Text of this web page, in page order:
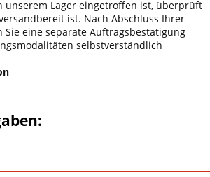
unserem Lager eingetroffen ist, überprüft
ist. Nach Abschluss Ihrer
Sie eine separate Auftragsbestätigung
selbstverständlich